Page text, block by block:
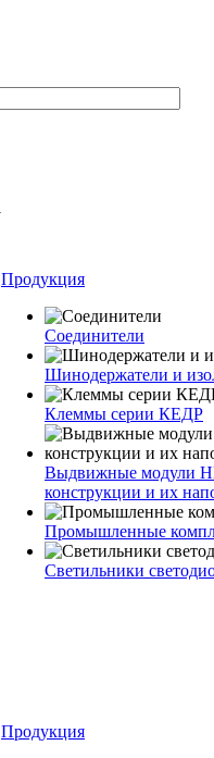
Продукция
Соединители
Шинодержатели и
Клеммы серии КЕДР
Выдвижные модули
конструкции и их
Промышленные
Светильники
Продукция